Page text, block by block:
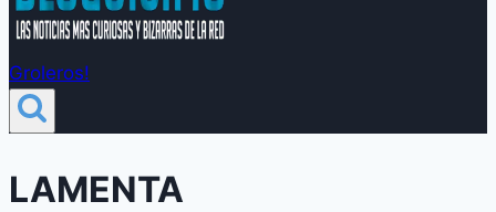
Groleros!
LAMENTA